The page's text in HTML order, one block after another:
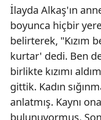
İlayda Alkaş'ın
boyunca hiçbir yere
belirterek, "Kızım
kurtar' dedi. Ben
birlikte kızımı
gittik. Kadın
anlatmış. Kaynı
bulunuyormuş.